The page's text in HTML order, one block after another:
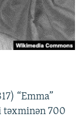
“Emma”
təxminən 700